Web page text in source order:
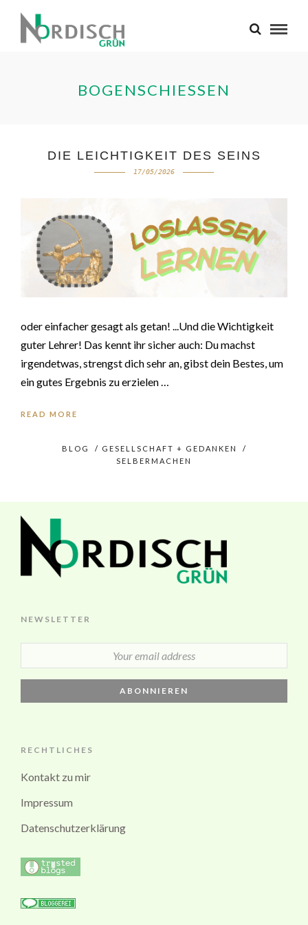
BOGENSCHIESSEN
DIE LEICHTIGKEIT DES SEINS
17/05/2026
oder einfacher gesagt als getan! ...Und die Wichtigkeit
guter Lehrer! Das kennt ihr sicher auch: Du machst
irgendetwas, strengst dich sehr an, gibst dein Bestes, um
ein gutes Ergebnis zu erzielen …
READ MORE
BLOG / GESELLSCHAFT + GEDANKEN
/
SELBERMACHEN
NEWSLETTER
RECHTLICHES
Kontakt zu mir
Impressum
Datenschutzerklärung